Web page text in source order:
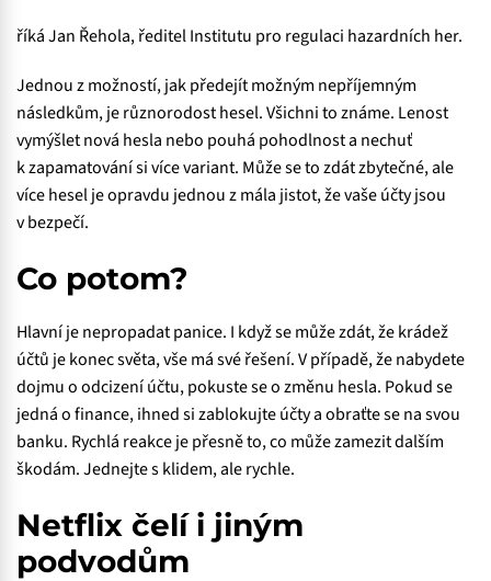
říká Jan Řehola, ředitel Institutu pro regulaci hazardních her.
Jednou z možností, jak předejít možným nepříjemným
následkům, je různorodost hesel. Všichni to známe. Lenost
vymýšlet nová hesla nebo pouhá pohodlnost a nechuť
k zapamatování si více variant. Může se to zdát zbytečné, ale
více hesel je opravdu jednou z mála jistot, že vaše účty jsou
v bezpečí.
Co potom?
Hlavní je nepropadat panice. I když se může zdát, že krádež
účtů je konec světa, vše má své řešení. V případě, že nabydete
dojmu o odcizení účtu, pokuste se o změnu hesla. Pokud se
jedná o finance, ihned si zablokujte účty a obraťte se na svou
banku. Rychlá reakce je přesně to, co může zamezit dalším
škodám. Jednejte s klidem, ale rychle.
Netflix čelí i jiným
podvodům